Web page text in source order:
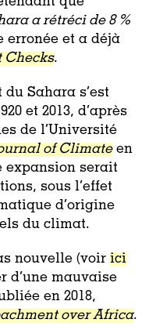
a rétréci de 8 %
erronée et a déjà
Checks.
Sahara s’est
et 2013, d’après
de l’Université
of Climateen
expansion serait
sous l’effet
d’origine
du climat.
nouvelle (voir ici
d’une mauvaise
en 2018,
over Africa.